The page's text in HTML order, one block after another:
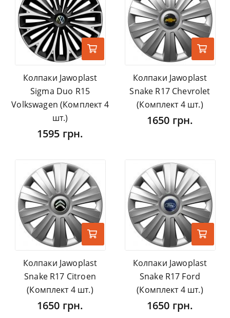
Колпаки Jawoplast
Sigma Duo R15
Volkswagen (Комплект 4
шт.)
1595 грн.
Колпаки Jawoplast
Snake R17 Chevrolet
(Комплект 4 шт.)
1650 грн.
Колпаки Jawoplast
Snake R17 Citroen
(Комплект 4 шт.)
1650 грн.
Колпаки Jawoplast
Snake R17 Ford
(Комплект 4 шт.)
1650 грн.